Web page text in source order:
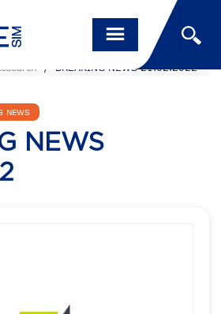
/ BREAKING NEWS 21.02.2022
NEWS
NEWS